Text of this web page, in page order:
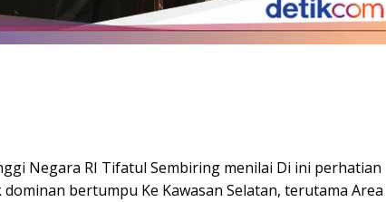
Negara RI Tifatul Sembiring menilai Di ini perhatian
bertumpu Ke Kawasan Selatan, terutama Area